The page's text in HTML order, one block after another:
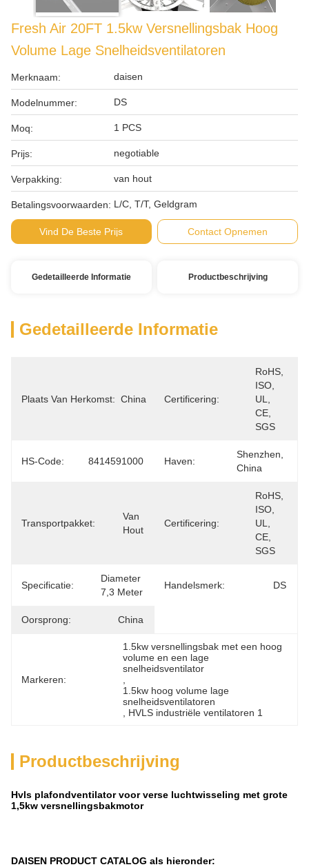
Fresh Air 20FT 1.5kw Versnellingsbak Hoog
Volume Lage Snelheidsventilatoren
Merknaam: daisen
Modelnummer: DS
Moq: 1 PCS
Prijs: negotiable
Verpakking: van hout
Betalingsvoorwaarden: L/C, T/T, Geldgram
Vind De Beste Prijs Contact Opnemen
Gedetailleerde Informatie Productbeschrijving
Gedetailleerde Informatie
Plaats Van Herkomst: China Certificering:
RoHS,
ISO,
UL,
CE,
SGS
HS-Code: 8414591000 Haven:
Shenzhen,
China
Transportpakket:
Van
Hout
Certificering:
RoHS,
ISO,
UL,
CE,
SGS
Specificatie:
Diameter
7,3 Meter
Handelsmerk: DS
Oorsprong: China
Markeren:
1.5kw versnellingsbak met een hoog
volume en een lage
snelheidsventilator
1.5kw hoog volume lage
snelheidsventilatoren
HVLS industriële ventilatoren 1
Productbeschrijving
Hvls plafondventilator voor verse luchtwisseling met grote
1,5kw versnellingsbakmotor
DAISEN PRODUCT CATALOG als hieronder: